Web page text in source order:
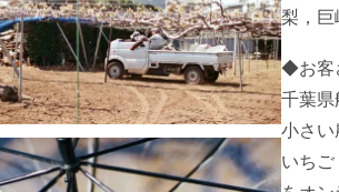
梨，巨
◆お客
千葉県
小さい
いち